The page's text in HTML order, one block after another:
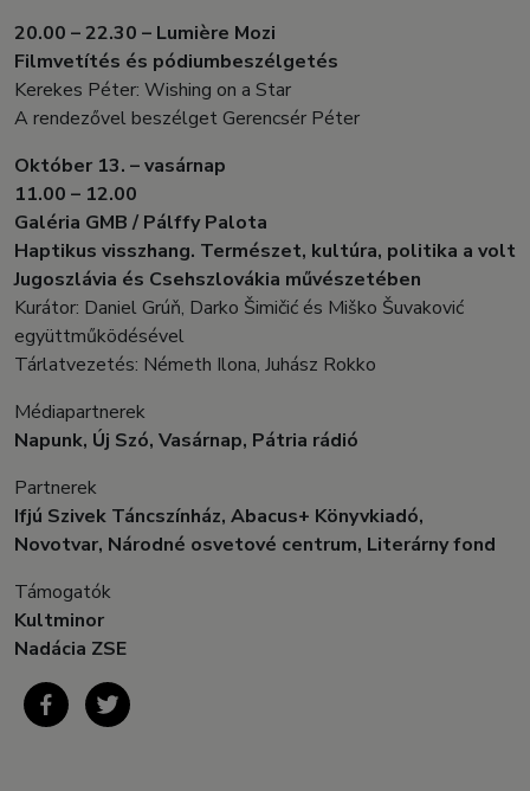
20.00 – 22.30 – Lumière Mozi
Filmvetítés és pódiumbeszélgetés
Kerekes Péter: Wishing on a Star
A rendezővel beszélget Gerencsér Péter
Október 13. – vasárnap
11.00 – 12.00
Galéria GMB / Pálffy Palota
Haptikus visszhang. Természet, kultúra, politika a volt
Jugoszlávia és Csehszlovákia művészetében
Kurátor: Daniel Grúň, Darko Šimičić és Miško Šuvaković
együttműködésével
Tárlatvezetés: Németh Ilona, Juhász Rokko
Médiapartnerek
Napunk, Új Szó, Vasárnap, Pátria rádió
Partnerek
Ifjú Szivek Táncszínház, Abacus+ Könyvkiadó,
Novotvar, Národné osvetové centrum, Literárny fond
Támogatók
Kultminor
Nadácia ZSE